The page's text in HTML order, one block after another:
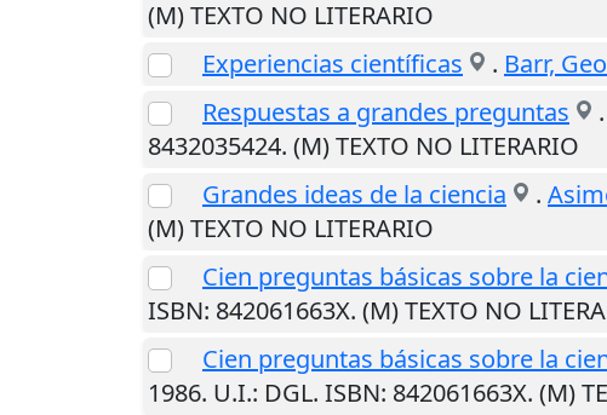
(M) TEXTO NO LITERARIO
Experiencias científicas
. Barr,
Respuestas a grandes preguntas
.
8432035424. (M) TEXTO NO LITERARIO
Grandes ideas de la ciencia
.
(M) TEXTO NO LITERARIO
Cien preguntas básicas sobre la
ISBN: 842061663X. (M) TEXTO NO
Cien preguntas básicas sobre la
1986. U.I.: DGL. ISBN: 842061663X. (M)